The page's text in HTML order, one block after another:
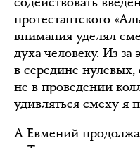
протестантского
внимания уделял
духа человеку. Из-за
в середине
не в проведении
удивляться смеху я
А Евмений